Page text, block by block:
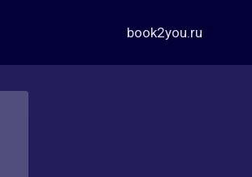
book2you.ru